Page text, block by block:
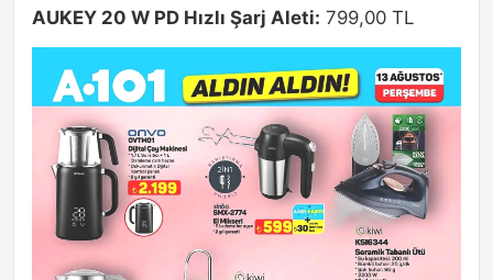
AUKEY 20 W PD Hızlı Şarj Aleti: 799,00 TL